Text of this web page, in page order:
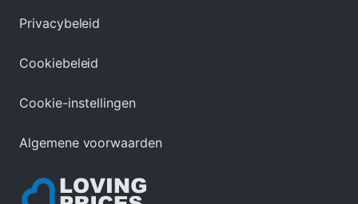
Privacybeleid
Cookiebeleid
Cookie-instellingen
Algemene voorwaarden